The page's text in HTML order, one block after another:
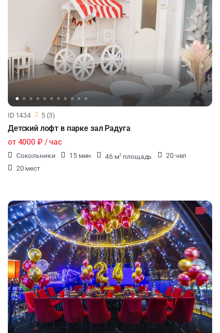
ID 1434 5 (3)
Детский лофт в парке зал Радуга
от 4000 ₽/ час
Сокольники 15 мин 46 м2 площадь
20 чел
20 мест